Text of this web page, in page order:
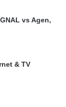
vs Agen,
& TV